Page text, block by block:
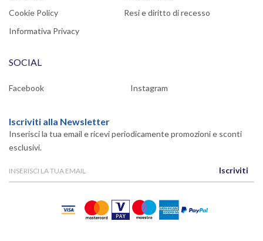
Cookie Policy
Resi e diritto di recesso
Informativa Privacy
SOCIAL
Facebook Instagram
Iscriviti alla Newsletter
Inserisci la tua email e ricevi periodicamente promozioni e sconti
esclusivi.
Iscriviti